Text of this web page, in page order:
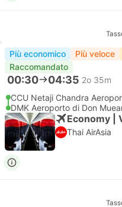
Più economico Più veloce
Raccomandato
00:30 04:35 2o 35m
CCU Netaji Chandra
DMK Aeroporto di Don
Economy |
Thai AirAsia